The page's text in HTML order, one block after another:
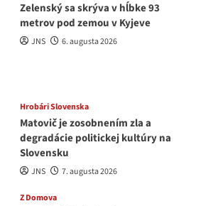
Zelenský sa skrýva v hĺbke 93
metrov pod zemou v Kyjeve
JNS 6. augusta 2026
Hrobári Slovenska
Matovič je zosobnením zla a
degradácie politickej kultúry na
Slovensku
JNS 7. augusta 2026
Z Domova